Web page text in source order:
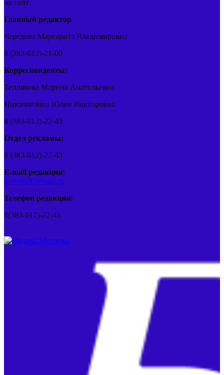
на сайт
Главный редактор
Чередова Маргарита Владимировна
8 (383-612)-21-00
Корреспонденты:
Теплякова Марина Анатольевна
Николайзина Юлия Викторовна
8 (383-612)-22-43
Отдел рекламы:
8 (383-612)-22-43
E-mail редакции:
barvest20@mail.ru
Телефон редакции:
8(383-612)-22-43